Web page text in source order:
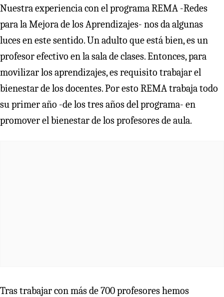
Nuestra experiencia con el programa REMA -Redes
para la Mejora de los Aprendizajes- nos da algunas
luces en este sentido. Un adulto que está bien, es un
profesor efectivo en la sala de clases. Entonces, para
movilizar los aprendizajes, es requisito trabajar el
bienestar de los docentes. Por esto REMA trabaja todo
su primer año -de los tres años del programa- en
promover el bienestar de los profesores de aula.
Tras trabajar con más de 700 profesores hemos